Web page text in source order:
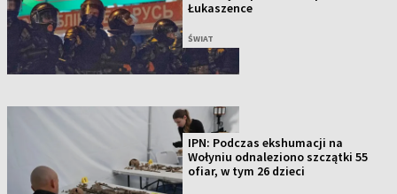
Łukaszence
ŚWIAT
IPN: Podczas ekshumacji na
Wołyniu odnaleziono szczątki 55
ofiar, w tym 26 dzieci